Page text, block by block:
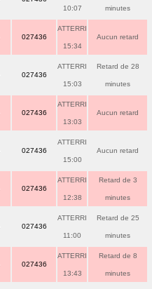
10:07
minutes
027436
ATTERRI
15:34
Aucun retard
027436
ATTERRI
15:03
Retard de 28
minutes
027436
ATTERRI
13:03
Aucun retard
027436
ATTERRI
15:00
Aucun retard
027436
ATTERRI
12:38
Retard de 3
minutes
027436
ATTERRI
11:00
Retard de 25
minutes
027436
ATTERRI
13:43
Retard de 8
minutes